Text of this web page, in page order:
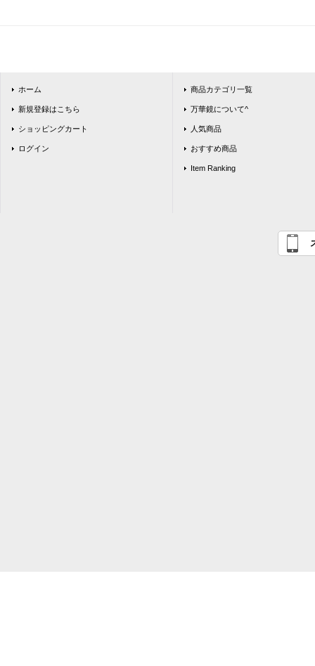
ホーム
新規登録はこちら
ショッピングカート
ログイン
商品カテゴリ一覧
万華鏡について^
人気商品
おすすめ商品
Item Ranking